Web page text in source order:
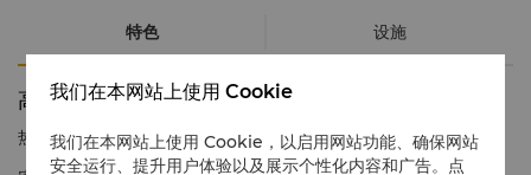
特色 设施
高级客房
热线电话 1 866 565 5050
我们在本网站上使用 Cookie
我们在本网站上使用 Cookie，以启用网站功能、确保网站
安全运行、提升用户体验以及展示个性化内容和广告。点